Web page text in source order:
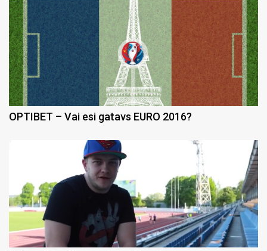
OPTIBET – Vai esi gatavs EURO 2016?